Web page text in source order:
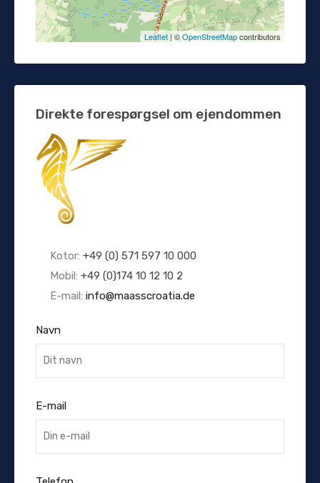
Leaflet | ©OpenStreetMapcontributors
Direkte forespørgsel om ejendommen
Kotor: +49 (0) 571 597 10 000
Mobil: +49 (0)174 10 12 10 2
E-mail: info@maasscroatia.de
Navn
E-mail